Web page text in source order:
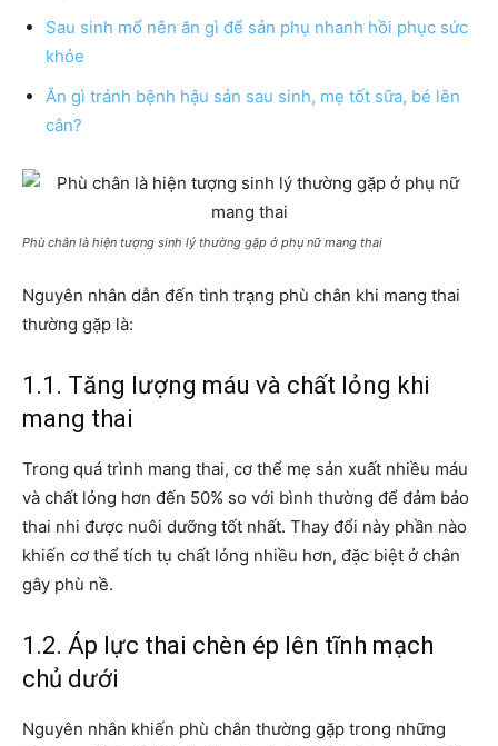
Sau sinh mổ nên ăn gì để sản phụ nhanh hồi phục sức
khỏe
Ăn gì tránh bệnh hậu sản sau sinh, mẹ tốt sữa, bé lên
cân?
Phù chân là hiện tượng sinh lý thường gặp ở phụ nữ mang thai
Nguyên nhân dẫn đến tình trạng phù chân khi mang thai
thường gặp là:
1.1. Tăng lượng máu và chất lỏng khi
mang thai
Trong quá trình mang thai, cơ thể mẹ sản xuất nhiều máu
và chất lỏng hơn đến 50% so với bình thường để đảm bảo
thai nhi được nuôi dưỡng tốt nhất. Thay đổi này phần nào
khiến cơ thể tích tụ chất lỏng nhiều hơn, đặc biệt ở chân
gây phù nề.
1.2. Áp lực thai chèn ép lên tĩnh mạch
chủ dưới
Nguyên nhân khiến phù chân thường gặp trong những